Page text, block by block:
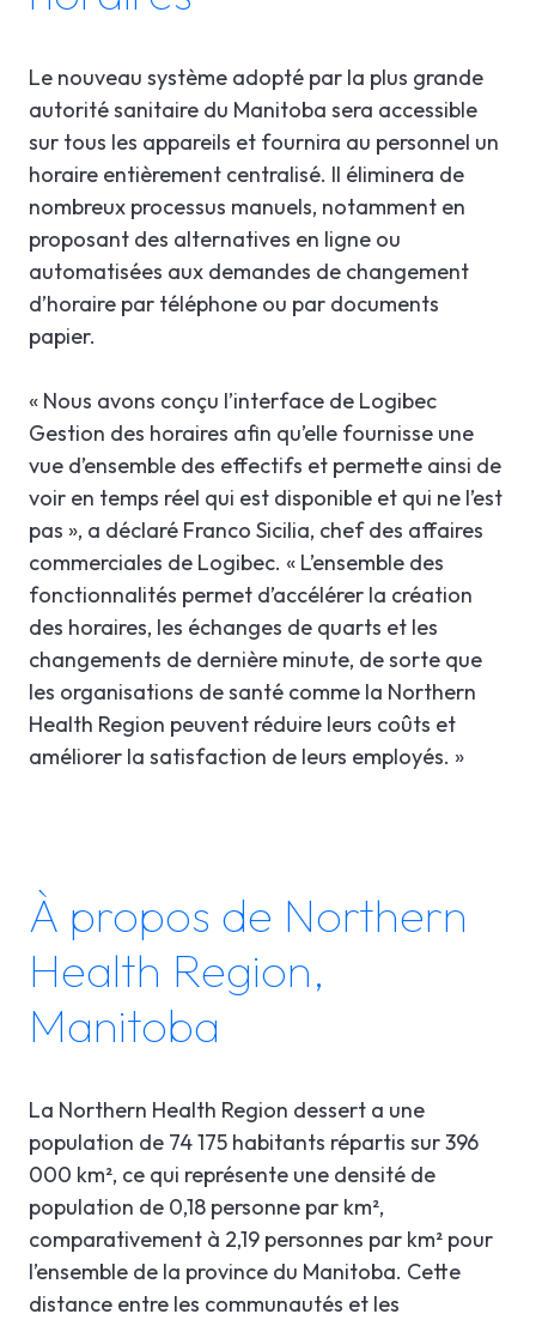
Le nouveau système adopté par la plus grande
autorité sanitaire du Manitoba sera accessible
sur tous les appareils et fournira au personnel un
horaire entièrement centralisé. Il éliminera de
nombreux processus manuels, notamment en
proposant des alternatives en ligne ou
automatisées aux demandes de changement
d’horaire par téléphone ou par documents
papier.
« Nous avons conçu l’interface de Logibec
Gestion des horaires afin qu’elle fournisse une
vue d’ensemble des effectifs et permette ainsi de
voir en temps réel qui est disponible et qui ne l’est
pas », a déclaré Franco Sicilia, chef des affaires
commerciales de Logibec. « L’ensemble des
fonctionnalités permet d’accélérer la création
des horaires, les échanges de quarts et les
changements de dernière minute, de sorte que
les organisations de santé comme la Northern
Health Region peuvent réduire leurs coûts et
améliorer la satisfaction de leurs employés. »
À propos de Northern
Health Region,
Manitoba
La Northern Health Region dessert a une
population de 74 175 habitants répartis sur 396
000 km², ce qui représente une densité de
population de 0,18 personne par km²,
comparativement à 2,19 personnes par km² pour
l’ensemble de la province du Manitoba. Cette
distance entre les communautés et les